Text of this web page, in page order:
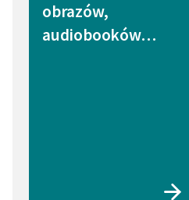
obrazów,
audiobooków…